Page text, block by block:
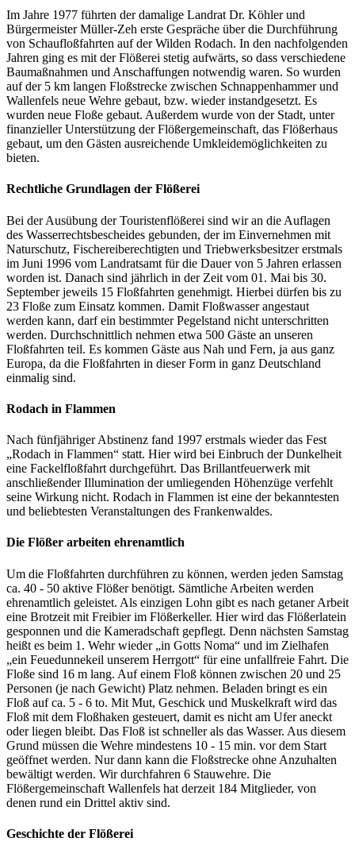
Im Jahre 1977 führten der damalige Landrat Dr. Köhler und
Bürgermeister Müller-Zeh erste Gespräche über die Durchführung
von Schaufloßfahrten auf der Wilden Rodach. In den nachfolgenden
Jahren ging es mit der Flößerei stetig aufwärts, so dass verschiedene
Baumaßnahmen und Anschaffungen notwendig waren. So wurden
auf der 5 km langen Floßstrecke zwischen Schnappenhammer und
Wallenfels neue Wehre gebaut, bzw. wieder instandgesetzt. Es
wurden neue Floße gebaut. Außerdem wurde von der Stadt, unter
finanzieller Unterstützung der Flößergemeinschaft, das Flößerhaus
gebaut, um den Gästen ausreichende Umkleidemöglichkeiten zu
bieten.
Rechtliche Grundlagen der Flößerei
Bei der Ausübung der Touristenflößerei sind wir an die Auflagen
des Wasserrechtsbescheides gebunden, der im Einvernehmen mit
Naturschutz, Fischereiberechtigten und Triebwerksbesitzer erstmals
im Juni 1996 vom Landratsamt für die Dauer von 5 Jahren erlassen
worden ist. Danach sind jährlich in der Zeit vom 01. Mai bis 30.
September jeweils 15 Floßfahrten genehmigt. Hierbei dürfen bis zu
23 Floße zum Einsatz kommen. Damit Floßwasser angestaut
werden kann, darf ein bestimmter Pegelstand nicht unterschritten
werden. Durchschnittlich nehmen etwa 500 Gäste an unseren
Floßfahrten teil. Es kommen Gäste aus Nah und Fern, ja aus ganz
Europa, da die Floßfahrten in dieser Form in ganz Deutschland
einmalig sind.
Rodach in Flammen
Nach fünfjähriger Abstinenz fand 1997 erstmals wieder das Fest
„Rodach in Flammen“ statt. Hier wird bei Einbruch der Dunkelheit
eine Fackelfloßfahrt durchgeführt. Das Brillantfeuerwerk mit
anschließender Illumination der umliegenden Höhenzüge verfehlt
seine Wirkung nicht. Rodach in Flammen ist eine der bekanntesten
und beliebtesten Veranstaltungen des Frankenwaldes.
Die Flößer arbeiten ehrenamtlich
Um die Floßfahrten durchführen zu können, werden jeden Samstag
ca. 40 - 50 aktive Flößer benötigt. Sämtliche Arbeiten werden
ehrenamtlich geleistet. Als einzigen Lohn gibt es nach getaner Arbeit
eine Brotzeit mit Freibier im Flößerkeller. Hier wird das Flößerlatein
gesponnen und die Kameradschaft gepflegt. Denn nächsten Samstag
heißt es beim 1. Wehr wieder „in Gotts Noma“ und im Zielhafen
„ein Feuedunnekeil unserem Herrgott“ für eine unfallfreie Fahrt. Die
Floße sind 16 m lang. Auf einem Floß können zwischen 20 und 25
Personen (je nach Gewicht) Platz nehmen. Beladen bringt es ein
Floß auf ca. 5 - 6 to. Mit Mut, Geschick und Muskelkraft wird das
Floß mit dem Floßhaken gesteuert, damit es nicht am Ufer aneckt
oder liegen bleibt. Das Floß ist schneller als das Wasser. Aus diesem
Grund müssen die Wehre mindestens 10 - 15 min. vor dem Start
geöffnet werden. Nur dann kann die Floßstrecke ohne Anzuhalten
bewältigt werden. Wir durchfahren 6 Stauwehre. Die
Flößergemeinschaft Wallenfels hat derzeit 184 Mitglieder, von
denen rund ein Drittel aktiv sind.
Geschichte der Flößerei